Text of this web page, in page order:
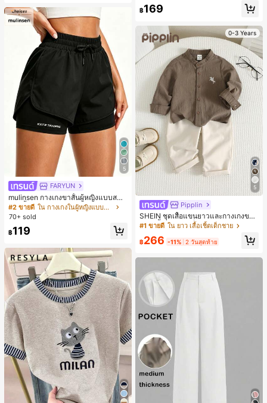
5
FARYUN
mulinsen กางเกงขาสั้นผู้หญิงแบบสบา
ยๆ สีพื้น หลวม อเนกประสงค์ กางเกงขา
สั้นกีฬา 2-In-1 สำหรับวิ่ง ฟิตเนส และก
#2 ขายดี
ใน กางเกงในผู้หญิงแบบแอคทีฟ
70+ sold
฿119
#2 ขายดี
ใน สีกากี เสื้อสตรี เสื้อเบลาส์ & Tee
฿169
0-3 Years
5
Pipplin
SHEIN ชุดเสื้อแขนยาวและกางเกงขาย
าว 2 ชิ้น สำหรับเด็กทารกชาย/หญิง ยูนิ
ฤดูหนาว ชุดเสื้อผ้าเด็กทารกชาย นุ่มนิ่
#1 ขายดี ใน ยาว เสื้อเชิ้ตเด็กชาย
฿266 -11% 2 วันสุดท้าย